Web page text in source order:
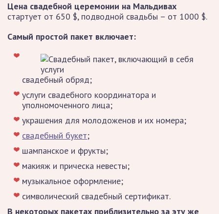
Цена свадебной церемонии на Мальдивах
стартует от 650 $, подводной свадьбы – от 1000 $.
Самый простой пакет включает:
свадебный обряд;
услуги свадебного координатора и
уполномоченного лица;
украшения для молодоженов и их номера;
свадебный букет;
шампанское и фрукты;
макияж и прическа невесты;
музыкальное оформление;
символический свадебный сертификат.
В некоторых пакетах приблизительно за эту же